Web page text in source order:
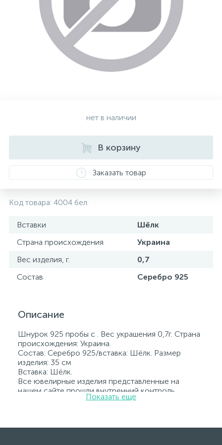
нет в наличии
В корзину
Заказать товар
Код товара: 4004 бел.
Вставки
Шёлк
Страна происхождения
Украина
Вес изделия, г.
0,7
Состав
Серебро 925
Описание
Шнурок 925 пробы с . Вес украшения 0,7г. Страна
происхождения: Украина.
Состав: Серебро 925/вставка: Шёлк. Размер
изделия: 35 см
Вставка: Шёлк.
Все ювелирные изделия представленные на
нашем сайте прошли внутренний контроль
качества, а также контроль государственной
ювелирному украшению прилагаются бирка с
Показать еще
Серебряные колье
Серебряные цепочки
Серебряные сувениры
Золотые серьги